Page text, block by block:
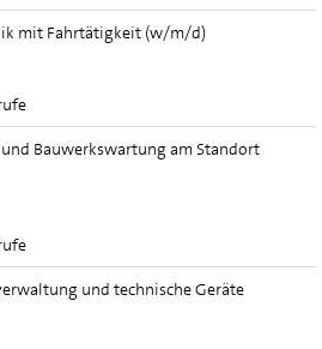
mit Fahrtätigkeit (w/m/d)
Bauwerkswartung am Standort
und technische Geräte